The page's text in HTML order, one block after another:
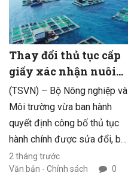
Thay đổi thủ tục cấp
giấy xác nhận nuôi
trồng thủy sản lồng
bè
(TSVN) – Bộ Nông nghiệp và
Môi trường vừa ban hành
quyết định công bố thủ tục
hành chính được sửa đổi, bổ
sung lĩnh vực thủy sản và
kiểm ngư thuộc phạm vi
2 tháng trước
Văn bản - Chính sách
0